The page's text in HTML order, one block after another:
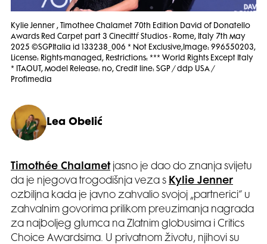
Kylie Jenner , Timothee Chalamet 70th Edition David of Donatello
Awards Red Carpet part 3 Cinecittŕ Studios - Rome, Italy 7th May
2025 ©SGPItalia id 133238_006 * Not Exclusive,Image: 996550203,
License: Rights-managed, Restrictions: *** World Rights Except Italy
* ITAOUT, Model Release: no, Credit line: SGP / ddp USA /
Profimedia
Lea Obelić
Timothée Chalametjasno je dao do znanja svijetu
da je njegova trogodišnja veza s Kylie Jenner
ozbiljna kada je javno zahvalio svojoj „partnerici“ u
zahvalnim govorima prilikom preuzimanja nagrada
za najboljeg glumca na Zlatnim globusima i Critics
Choice Awardsima. U privatnom životu, njihovi su